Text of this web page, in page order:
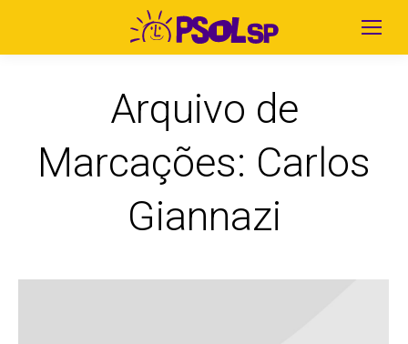
Arquivo de
Marcações: Carlos
Giannazi